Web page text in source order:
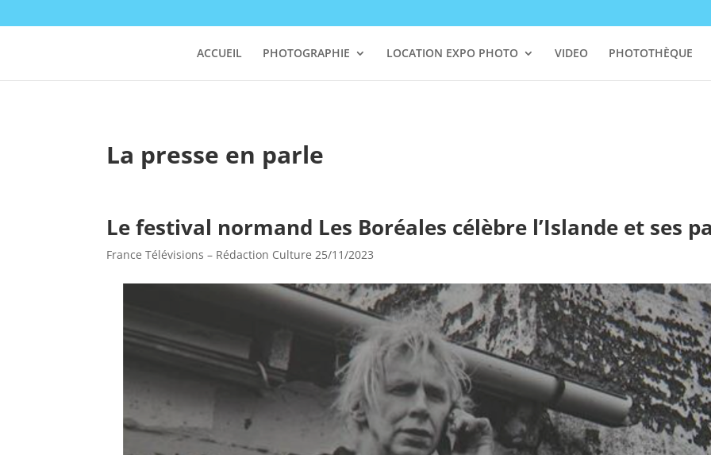
ACCUEIL PHOTOGRAPHIE LOCATION EXPO PHOTO VIDEO PHOTOTHÈQUE
La presse en parle
Le festival normand Les Boréales célèbre l’Islande et ses
France Télévisions – Rédaction Culture 25/11/2023